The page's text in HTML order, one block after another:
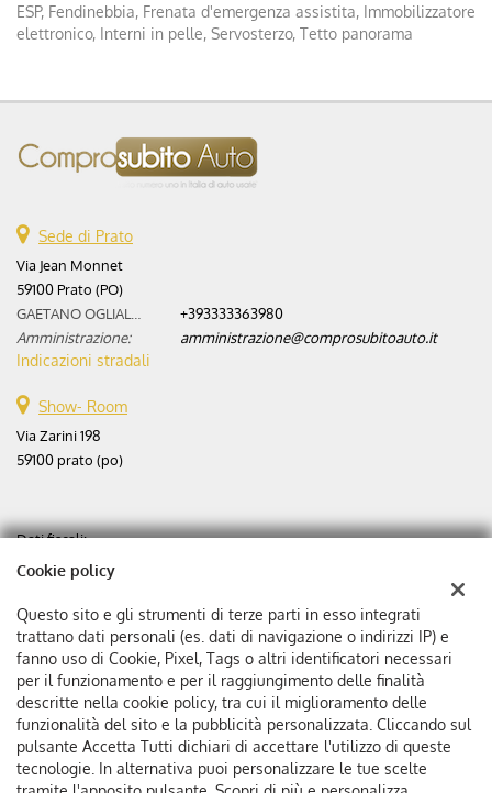
ESP, Fendinebbia, Frenata d'emergenza assistita, Immobilizzatore
elettronico, Interni in pelle, Servosterzo, Tetto panorama
Sede di Prato
Via Jean Monnet
59100 Prato (PO)
+393333363980
Amministrazione:
amministrazione@comprosubitoauto.it
Indicazioni stradali
Show- Room
Via Zarini 198
59100 prato (po)
Dati fiscali:
Aste automobili srl
C.F/P.IVA:02365630975
Registro delle imprese:PO
Capitale sociale: €25000 i.v.
Ditta individuale
Cookie policy
Questo sito e gli strumenti di terze parti in esso integrati
trattano dati personali (es. dati di navigazione o indirizzi IP) e
fanno uso di Cookie, Pixel, Tags o altri identificatori necessari
per il funzionamento e per il raggiungimento delle finalità
descritte nella cookie policy, tra cui il miglioramento delle
funzionalità del sito e la pubblicità personalizzata. Cliccando sul
pulsante Accetta Tutti dichiari di accettare l'utilizzo di queste
tecnologie. In alternativa puoi personalizzare le tue scelte